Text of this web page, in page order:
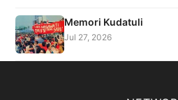
Memori Kudatuli
Jul 27, 2026